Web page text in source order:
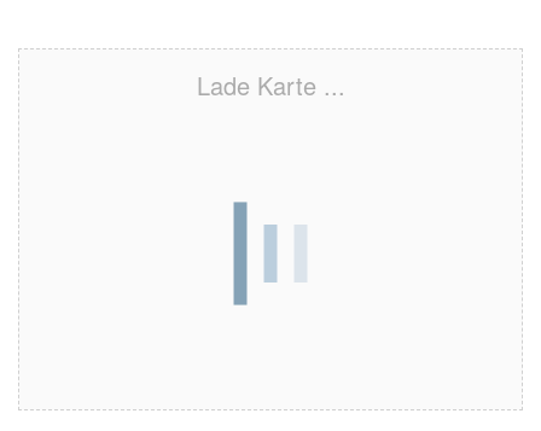
Lade Karte ...